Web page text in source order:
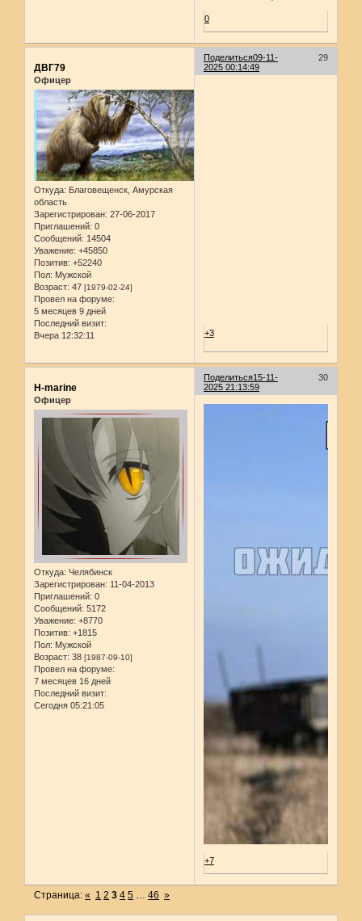
0
Поделиться 29
09-11-
2025 00:14:49
ДВГ79
Офицер
Откуда: Благовещенск, Амурская
область
Зарегистрирован: 27-06-2017
Приглашений: 0
Сообщений: 14504
Уважение: +45850
Позитив: +52240
Пол: Мужской
Возраст: 47 [1979-02-24]
Провел на форуме:
5 месяцев 9 дней
Последний визит:
Вчера 12:32:11
+3
Поделиться 30
15-11-
2025 21:13:59
H-marine
Офицер
Откуда: Челябинск
Зарегистрирован: 11-04-2013
Приглашений: 0
Сообщений: 5172
Уважение: +8770
Позитив: +1815
Пол: Мужской
Возраст: 38 [1987-09-10]
Провел на форуме:
7 месяцев 16 дней
Последний визит:
Сегодня 05:21:05
+7
Страница:« 1 2 3 4 5 … 46 »